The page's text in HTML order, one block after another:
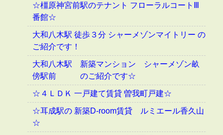
☆橿原神宮前駅のテナント フローラルコートⅢ
番館☆
大和八木駅 徒歩３分 シャーメゾンマイトリー の
ご紹介です！
大和八木駅 新築マンション シャーメゾン畝
傍駅前 のご紹介です☆
☆４ＬＤＫ 一戸建て賃貸 曽我町戸建☆
☆耳成駅の 新築D-room賃貸 ルミエール香久山
☆